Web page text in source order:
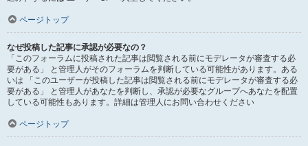
ページトップ
なぜ投稿した記事に承認が必要なの？
「このフォーラムに投稿された記事は閲覧される前にモデレータが審査する必
要がある」 と管理人がそのフォーラムを判断している可能性があります。ある
いは 「このユーザーが投稿した記事は閲覧される前にモデレータが審査する必
要がある」 と管理人があなたを判断し、承認が必要なグループへあなたを配置
している可能性もあります。詳細は管理人にお問い合わせください
ページトップ